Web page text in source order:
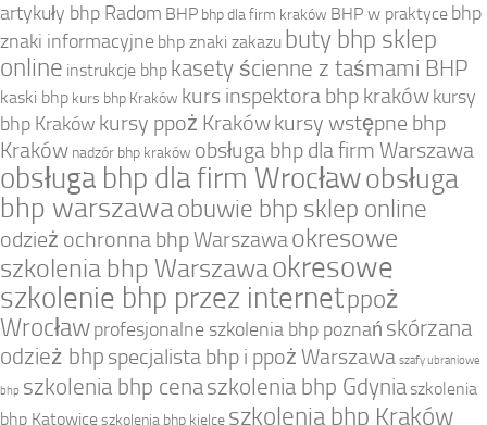
artykuły bhp Radom BHP bhp dla firm kraków BHP w praktyce bhp
znaki informacyjne bhp znaki zakazu buty bhp sklep
online instrukcje bhp kasety ścienne z taśmami BHP
kaski bhp kurs bhp Kraków kurs inspektora bhp krakówkursy
bhp Kraków kursy ppoż Krakówkursy wstępne bhp
Kraków nadzór bhp kraków obsługa bhp dla firm Warszawa
obsługa bhp dla firm Wrocławobsługa
bhp warszawaobuwie bhp sklep online
odzież ochronna bhp Warszawaokresowe
szkolenia bhp Warszawaokresowe
szkolenie bhp przez internetppoż
Wrocławprofesjonalne szkolenia bhp poznań skórzana
odzież bhp specjalista bhp i ppoż Warszawa szafy ubraniowe
bhp szkolenia bhp cenaszkolenia bhp Gdyniaszkolenia
bhp Katowiceszkolenia bhp kielce szkolenia bhp Kraków